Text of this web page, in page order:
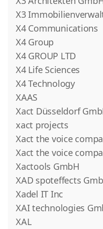
X3
X4 Communications
X4 Group
X4 GROUP LTD
X4 Life Sciences
X4 Technology
XAAS
Xact Düsseldorf
xact projects
Xact the voice
Xact the voice
Xactools GmbH
XAD spoteffects
Xadel IT Inc
XAI technologies
XAL